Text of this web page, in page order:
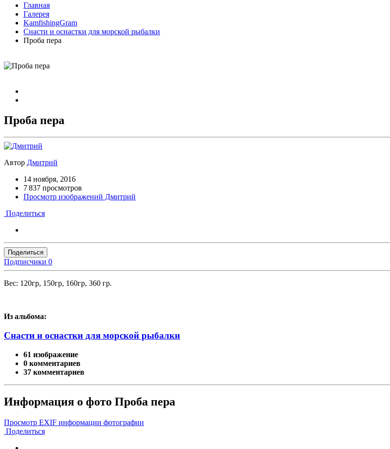
Главная
Галерея
KamfishingGram
Снасти и оснастки для морской рыбалки
Проба пера
Проба пера
Автор Дмитрий
14 ноября, 2016
7 837 просмотров
Просмотр изображений Дмитрий
Поделиться
Поделиться
Подписчики 0
Вес: 120гр, 150гр, 160гр, 360 гр.
Из альбома:
Снасти и оснастки для морской рыбалки
61 изображение
0 комментариев
37 комментариев
Информация о фото Проба пера
Просмотр EXIF информации фотографии
Поделиться